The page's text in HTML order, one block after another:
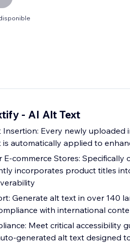
- AI Alt Text
Every newly uploaded
automatically applied to
E-commerce Stores: Specifically
incorporates product titles
Generate alt text in over 140
with international
Meet critical accessibility
generated alt text designed